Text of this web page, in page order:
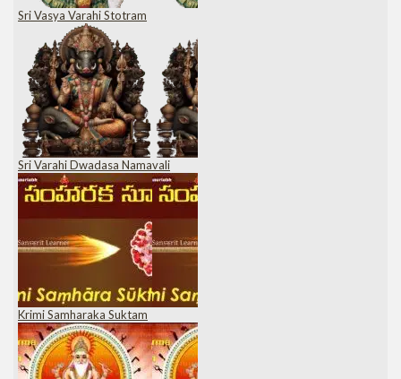
Sri Vasya Varahi Stotram
Sri Varahi Dwadasa Namavali
Krimi Samharaka Suktam